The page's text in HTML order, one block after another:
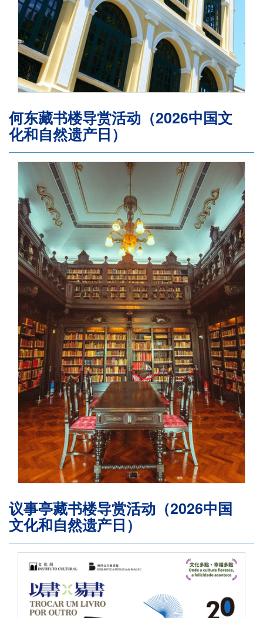
何东藏书楼导赏活动（2026中国文
化和自然遗产日）
议事亭藏书楼导赏活动（2026中国
文化和自然遗产日）